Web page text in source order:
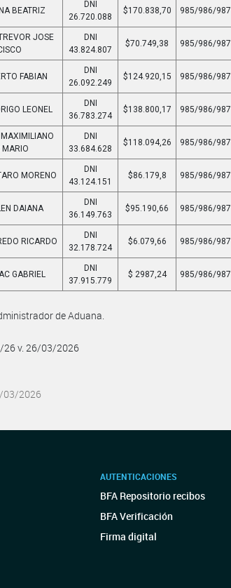
BEATRIZ
DNI
26.720.088
$170.838,70 985/986/987
JOSE
DNI
43.824.807
$70.749,38 985/986/987
FABIAN
DNI
26.092.249
$124.920,15 985/986/987
LEONEL
DNI
36.783.274
$138.800,17 985/986/987
MAXIMILIANO
MARIO
DNI
33.684.628
$118.094,26 985/986/987
MORENO
DNI
43.124.151
$86.179,8 985/986/987
DAIANA
DNI
36.149.763
$95.190,66 985/986/987
RICARDO
DNI
32.178.724
$6.079,66 985/986/987
GABRIEL
DNI
37.915.779
$ 2987,24 985/986/987
de Aduana.
26 v. 26/03/2026
03/2026
AUTENTICACIONES
BFA Repositorio recibos
BFA Verificación
Firma digital